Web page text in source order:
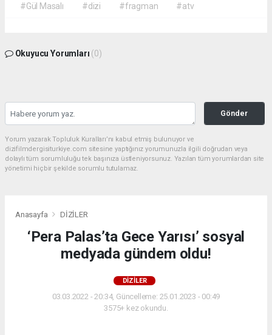
#Gül Masalı #dizi #fragman #atv
Okuyucu Yorumları (0)
Gönder
Yorum yazarak Topluluk Kuralları’nı kabul etmiş bulunuyor ve
dizifilmdergisiturkiye.com sitesine yaptığınız yorumunuzla ilgili doğrudan veya
dolaylı tüm sorumluluğu tek başınıza üstleniyorsunuz. Yazılan tüm yorumlardan site
yönetimi hiçbir şekilde sorumlu tutulamaz.
Anasayfa DİZİLER
‘Pera Palas’ta Gece Yarısı’ sosyal
medyada gündem oldu!
DİZİLER
03.03.2022 - 20:34, Güncelleme: 25.01.2023 - 00:49
3575+ kez okundu.